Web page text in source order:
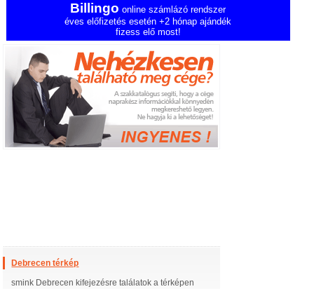
Billingo online számlázó rendszer
éves előfizetés esetén +2 hónap ajándék
fizess elő most!
Debrecen térkép
smink Debrecen kifejezésre találatok a térképen